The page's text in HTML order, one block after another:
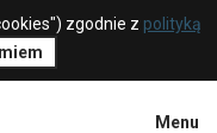
zgodnie z polityką
Menu